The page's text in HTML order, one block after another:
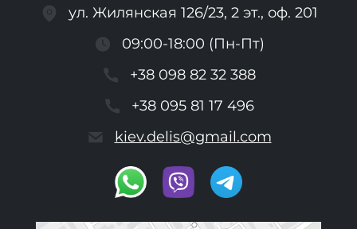
ул. Жилянская 126/23, 2 эт., оф. 201
09:00-18:00 (Пн-Пт)
+38 098 82 32 388
+38 095 81 17 496
kiev.delis@gmail.com